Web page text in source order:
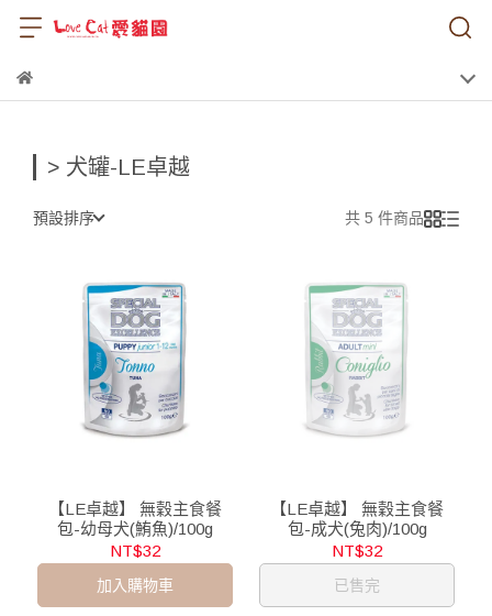
> 犬罐-LE卓越
預設排序 共 5 件商品
【LE卓越】 無穀主食餐
包-幼母犬(鮪魚)/100g
NT$32
加入購物車
【LE卓越】 無穀主食餐
包-成犬(兔肉)/100g
NT$32
已售完